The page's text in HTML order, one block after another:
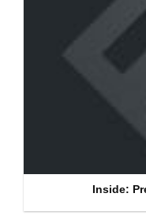
Inside: